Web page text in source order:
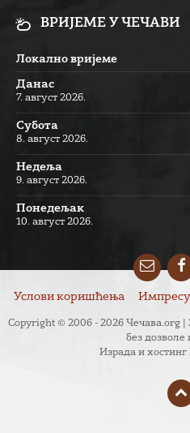
ВРИЈЕМЕ У ЧЕЧАВИ
Локално вријеме
Данас
7. август 2026.
Субота
8. август 2026.
Недеља
9. август 2026.
Понедељак
10. август 2026.
Email
Услови коришћења
Copyright © 2006 - 2026 Чечава.org
без дозволе
Израда и хостинг